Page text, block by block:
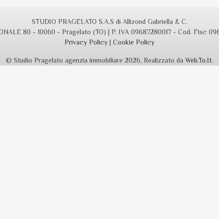
STUDIO PRAGELATO S.A.S di Allizond Gabriella & C.
80 - 10060 - Pragelato (TO) | P. IVA 09687280017 - Cod. Fisc
Privacy Policy | Cookie Policy
© Studio Pragelato agenzia immobiliare 2026, Realizzato da Web.To.It.